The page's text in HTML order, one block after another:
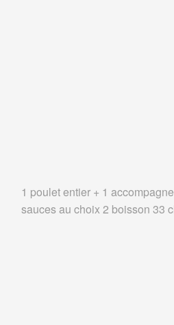
1 poulet entier + 1
sauces au choix 2 boisson 33